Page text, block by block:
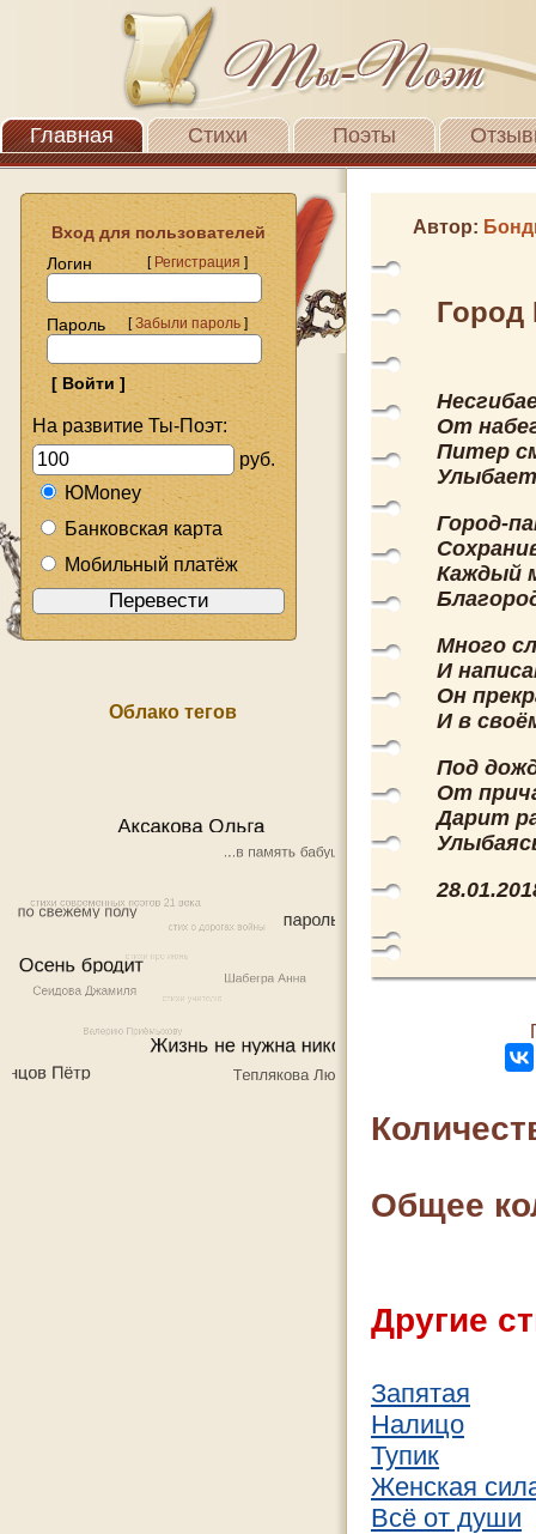
Главная Стихи Поэты
Вход для пользователей
Логин
[Регистрация]
Пароль [Забыли пароль]
На развитие Ты-Поэт:
руб.
ЮMoney
Банковская карта
Мобильный платёж
Облако тегов
Автор:
Город
От
Питер
Город-
Каждый
Много
И
Он
И в
Под
От
Дарит
Общее
Другие
Запятая
Налицо
Тупик
Женская
Всё от души